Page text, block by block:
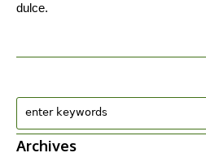
dulce.
Archives